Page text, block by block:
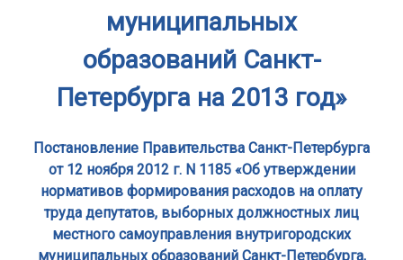
муниципальных
образований Санкт-
Петербурга на 2013 год»
Постановление Правительства Санкт-Петербурга
от 12 ноября 2012 г. N 1185 «Об утверждении
нормативов формирования расходов на оплату
труда депутатов, выборных должностных лиц
местного самоуправления внутригородских
муниципальных образований Санкт-Петербурга,